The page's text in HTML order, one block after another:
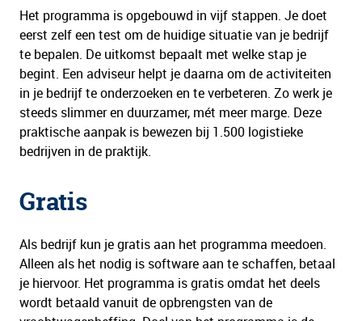
Het programma is opgebouwd in vijf stappen. Je doet
eerst zelf een test om de huidige situatie van je bedrijf
te bepalen. De uitkomst bepaalt met welke stap je
begint. Een adviseur helpt je daarna om de activiteiten
in je bedrijf te onderzoeken en te verbeteren. Zo werk je
steeds slimmer en duurzamer, mét meer marge. Deze
praktische aanpak is bewezen bij 1.500 logistieke
bedrijven in de praktijk.
Gratis
Als bedrijf kun je gratis aan het programma meedoen.
Alleen als het nodig is software aan te schaffen, betaal
je hiervoor. Het programma is gratis omdat het deels
wordt betaald vanuit de opbrengsten van de